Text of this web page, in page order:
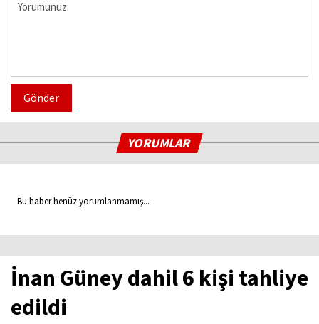
Gönder
YORUMLAR
Bu haber henüz yorumlanmamış...
İnan Güney dahil 6 kişi tahliye
edildi